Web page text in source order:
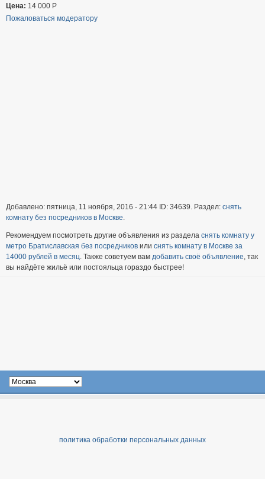
Цена: 14 000 Р
Пожаловаться модератору
Добавлено: пятница, 11 ноября, 2016 - 21:44 ID: 34639. Раздел: снять
комнату без посредников в Москве.
Рекомендуем посмотреть другие объявления из раздела снять комнату у
метро Братиславская без посредников или снять комнату в Москве за
14000 рублей в месяц. Также советуем вам добавить своё объявление, так
вы найдёте жильё или постояльца гораздо быстрее!
политика обработки персональных данных